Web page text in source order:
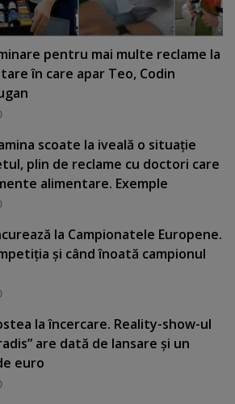
pentru mai multe reclame la
în care apar Teo, Codin
scoate la iveală o situaţie
plin de reclame cu doctori care
alimentare. Exemple
la Campionatele Europene.
şi când înoată campionul
la încercare. Reality-show-ul
are dată de lansare şi un
euro